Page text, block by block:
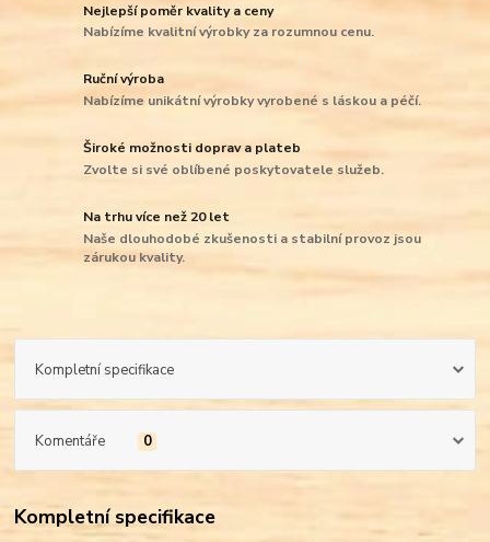
Nejlepší poměr kvality a ceny
Nabízíme kvalitní výrobky za rozumnou cenu.
Ruční výroba
Nabízíme unikátní výrobky vyrobené s láskou a péčí.
Široké možnosti doprav a plateb
Zvolte si své oblíbené poskytovatele služeb.
Na trhu více než 20 let
Naše dlouhodobé zkušenosti a stabilní provoz jsou
zárukou kvality.
Kompletní specifikace
Komentáře 0
Kompletní specifikace